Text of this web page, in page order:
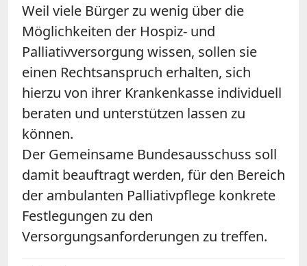
Weil viele Bürger zu wenig über die
Möglichkeiten der Hospiz- und
Palliativversorgung wissen, sollen sie
einen Rechtsanspruch erhalten, sich
hierzu von ihrer Krankenkasse individuell
beraten und unterstützen lassen zu
können.
Der Gemeinsame Bundesausschuss soll
damit beauftragt werden, für den Bereich
der ambulanten Palliativpflege konkrete
Festlegungen zu den
Versorgungsanforderungen zu treffen.